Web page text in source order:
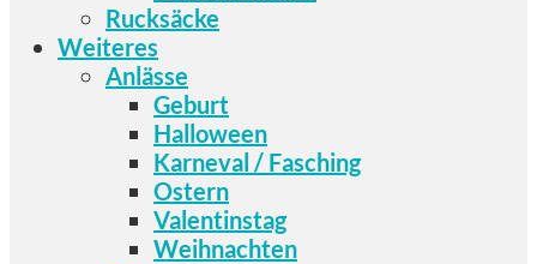
Rucksäcke
Weiteres
Anlässe
Geburt
Halloween
Karneval / Fasching
Ostern
Valentinstag
Weihnachten